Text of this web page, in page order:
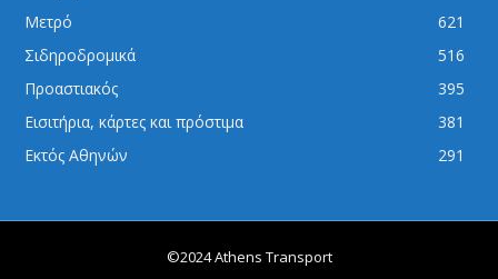
Μετρό
621
Σιδηροδρομικά
516
Προαστιακός
395
Εισιτήρια, κάρτες και πρόστιμα
381
Εκτός Αθηνών
291
©2024 Athens Transport